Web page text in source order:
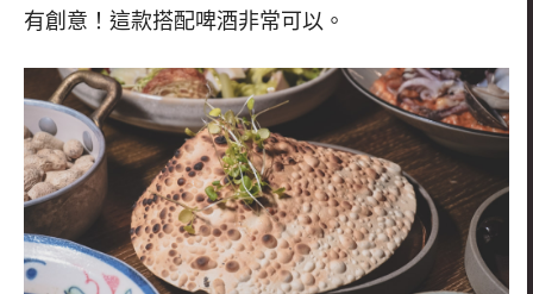
有創意！這款搭配啤酒非常可以。